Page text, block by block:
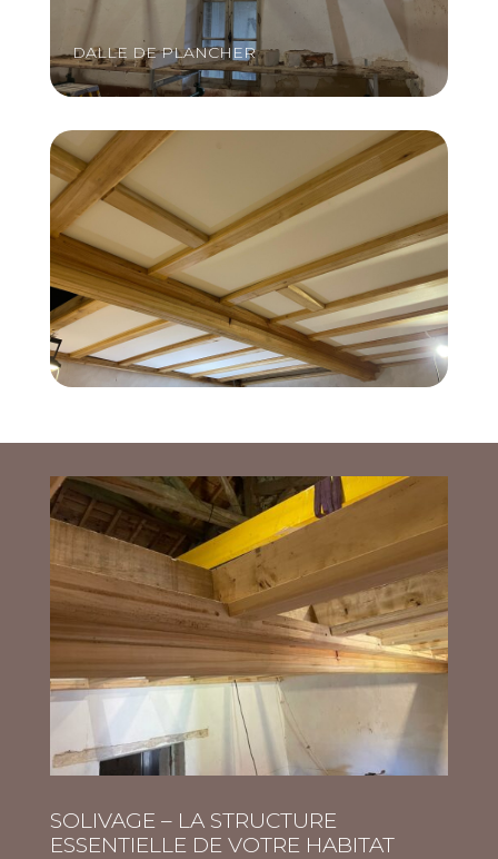
DALLE DE PLANCHER
SOLIVAGE – LA STRUCTURE
ESSENTIELLE DE VOTRE HABITAT